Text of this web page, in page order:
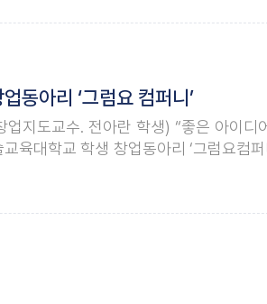
동아리 ‘그럼요 컴퍼니’
지도교수. 전아란 학생) “좋은 아이디
육대학교 학생 창업동아리 ‘그럼요컴퍼